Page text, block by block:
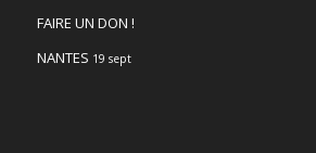
FAIRE UN DON !
NANTES 19 sept